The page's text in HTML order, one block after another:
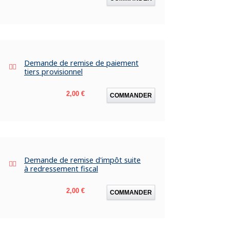
Demande de remise de paiement
tiers provisionnel
Prix
2,00 € COMMANDER
Demande de remise d'impôt suite
à redressement fiscal
Prix
2,00 € COMMANDER